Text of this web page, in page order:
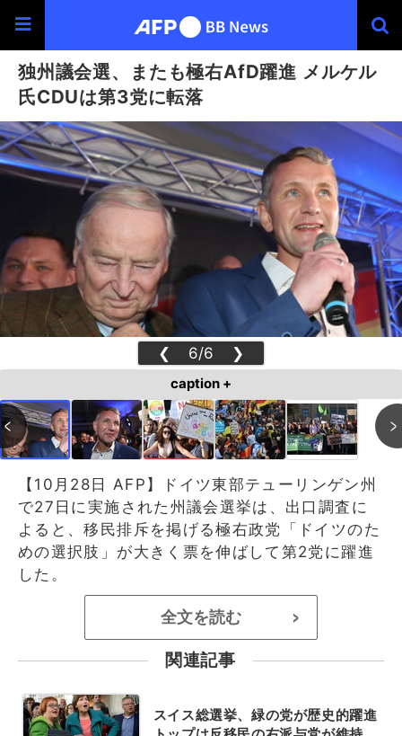
独州議会選、またも極右AfD躍進 メルケル
氏CDUは第3党に転落
❮ 6/6 ❯
caption +
【10月28日 AFP】ドイツ東部テューリンゲン州
で27日に実施された州議会選挙は、出口調査に
よると、移民排斥を掲げる極右政党「ドイツのた
めの選択肢」が大きく票を伸ばして第2党に躍進
した。
全文を読む >
関連記事
スイス総選挙、緑の党が歴史的躍進